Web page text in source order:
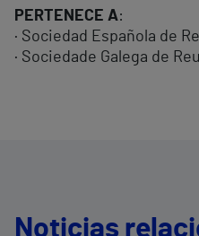
PERTENECE A:
· Sociedad Española de
· Sociedade Galega de
Noticias